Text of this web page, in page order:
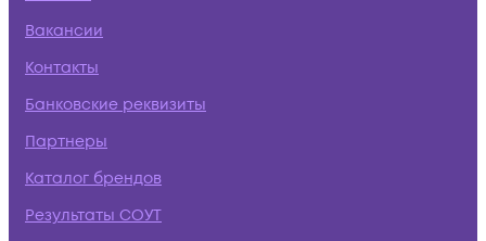
Вакансии
Контакты
Банковские реквизиты
Партнеры
Каталог брендов
Результаты СОУТ